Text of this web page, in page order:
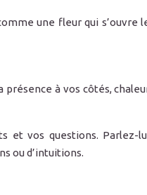
une fleur qui
à vos côtés,
vos questions. Parlez-
ou d’intuitions.